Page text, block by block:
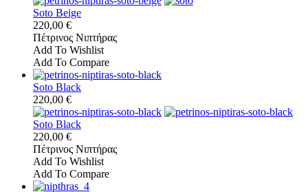
Soto Beige
220,00 €
Πέτρινος Νιπτήρας
Add To Wishlist
Add To Compare
Soto Black
220,00 €
Soto Black
220,00 €
Πέτρινος Νιπτήρας
Add To Wishlist
Add To Compare